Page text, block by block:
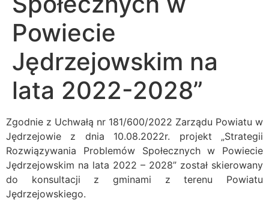
Powiecie
Jędrzejowskim na
lata 2022-2028”
Zgodnie z Uchwałą nr 181/600/2022 Zarządu Powiatu w
Jędrzejowie z dnia 10.08.2022r. projekt „Strategii
Rozwiązywania Problemów Społecznych w Powiecie
Jędrzejowskim na lata 2022 – 2028” został skierowany
do konsultacji z gminami z terenu Powiatu
Jędrzejowskiego.